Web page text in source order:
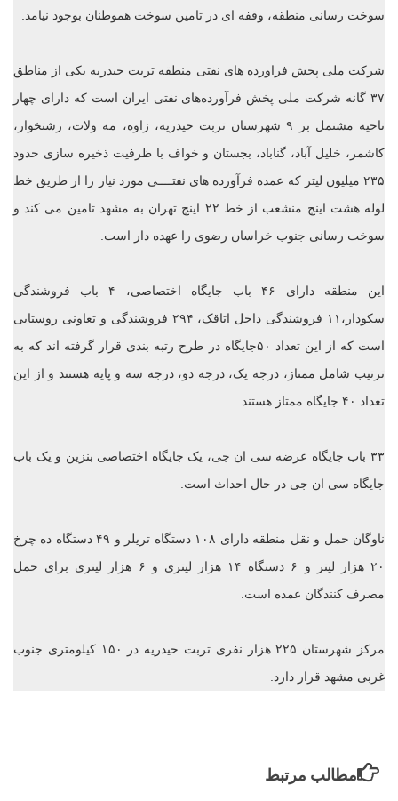
سوخت رسانی منطقه، وقفه ای در تامین سوخت هموطنان بوجود نیامد.
شرکت ملی پخش فراورده های نفتی منطقه تربت ‌حیدریه یکی از مناطق
۳۷ گانه شرکت ملی پخش فرآورده‌های نفتی ایران است که دارای چهار
ناحیه مشتمل بر ۹ شهرستان تربت ‌حیدریه، زاوه، مه‌ ولات، رشتخوار،
کاشمر، خلیل‌ آباد، گناباد، بجستان و خواف با ظرفیت ذخیره سازی حدود
۲۳۵ میلیون لیتر که عمده فرآورده های نفتــــی مورد نیاز را از طریق خط
لوله هشت اینچ منشعب از خط ۲۲ اینچ تهران به مشهد تامین می کند و
سوخت رسانی جنوب خراسان رضوی را عهده دار است.
این منطقه دارای ۴۶ باب جایگاه اختصاصی، ۴ باب فروشندگی
سکودار،۱۱ فروشندگی داخل اتاقک، ۲۹۴ فروشندگی و تعاونی روستایی
است که از این تعداد ۵۰جایگاه در طرح رتبه بندی قرار گرفته اند که به
ترتیب شامل ممتاز، درجه یک، درجه دو، درجه سه و پایه هستند و از این
تعداد ۴۰ جایگاه ممتاز هستند.
۳۳ باب جایگاه ‌عرضه سی‌ ان‌ جی، یک جایگاه اختصاصی بنزین و یک باب
جایگاه سی ان جی در حال احداث است.
ناوگان حمل ‌و نقل منطقه دارای ۱۰۸ دستگاه تریلر و ۴۹ دستگاه ده ‌چرخ
۲۰ هزار لیتر و ۶ دستگاه ۱۴ هزار لیتری و ۶ هزار لیتری برای حمل
مصرف‌ کنندگان عمده است.
مرکز شهرستان ۲۲۵ هزار نفری تربت حیدریه در ۱۵۰ کیلومتری جنوب
غربی مشهد قرار دارد.
مطالب مرتبط